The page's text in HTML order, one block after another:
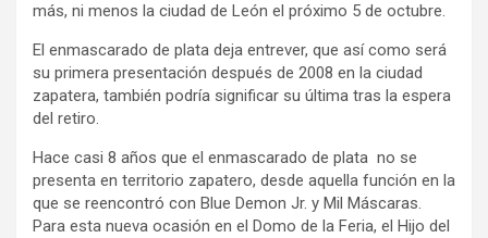
más, ni menos la ciudad de León el próximo 5 de octubre.
El enmascarado de plata deja entrever, que así como será
su primera presentación después de 2008 en la ciudad
zapatera, también podría significar su última tras la espera
del retiro.
Hace casi 8 años que el enmascarado de plata no se
presenta en territorio zapatero, desde aquella función en la
que se reencontró con Blue Demon Jr. y Mil Máscaras.
Para esta nueva ocasión en el Domo de la Feria, el Hijo del